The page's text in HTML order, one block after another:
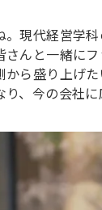
。現代経営学
さんと一緒に
から盛り上げ
り、今の会社